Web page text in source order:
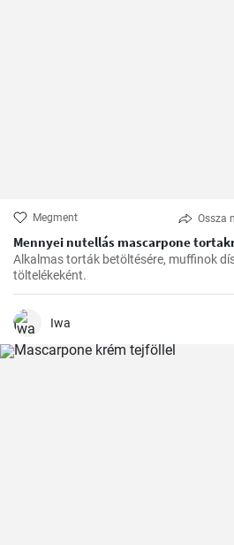
Megment Ossza
Mennyei nutellás mascarpone
Alkalmas torták betöltésére, muffinok
töltelékeként.
Iwa